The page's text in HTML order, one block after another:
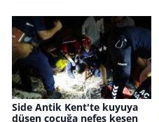
Side Antik Kent'te kuyuya
düşen çocuğa nefes kesen